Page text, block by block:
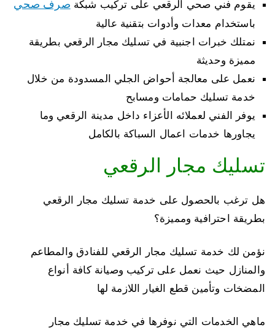
يقوم فني صحي الرقعي على تركيب شبكة صرف صحي
باستخدام معدات وأدوات بتقنية عالية
نمتلك خبرات اجنبية في تسليك مجار الرقعي بطريقة
مميزة وحديثة
نعمل على معالجة أحواض الجلي المسدودة من خلال
خدمة تسليك حمامات ومسابح
يوفر الفني لعملائه الأعزاء داخل مدينة الرقعي وما
يجاورها خدمات اعمال السباكة بالكامل
تسليك مجار الرقعي
هل ترغب بالحصول على خدمة تسليك مجار الرقعي
بطريقة احترافية ومميزة؟
نؤمن لك خدمة تسليك مجار الرقعي للفنادق والمطاعم
والمنازل حيث نعمل على تركيب وصيانة كافة أنواع
المضخات وتأمين قطع الغيار اللازمة لها
ماهي الخدمات التي نوفرها في خدمة تسليك مجار